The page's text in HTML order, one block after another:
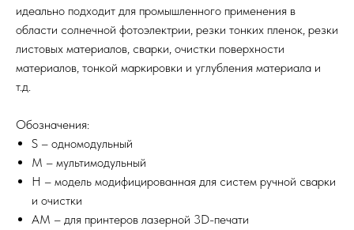
идеально подходит для промышленного применения в
области солнечной фотоэлектрии, резки тонких пленок, резки
листовых материалов, сварки, очистки поверхности
материалов, тонкой маркировки и углубления материала и
т.д.
Обозначения:
S – одномодульный
M – мультимодульный
H – модель модифицированная для систем ручной сварки
и очистки
AM – для принтеров лазерной 3D-печати